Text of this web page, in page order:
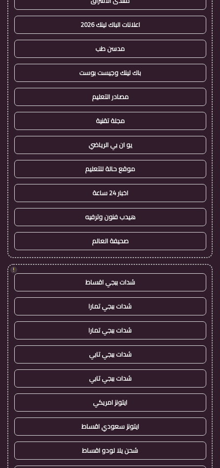
اعلانات الباك لينك 2026
مدسن طب
باك لينك وجيست بوست
مصادر التعليم
مجلة تقنية
يو ان بي الرياضي
موقع حالة للتعليم
اخبار 24 ساعة
هيدب فنون وترفيه
صحيفة العالم
!
شدات ببجي اقساط
شدات ببجي تمارا
شدات ببجي تمارا
شدات ببجي تابي
شدات ببجي تابي
ايتونز امريكي
ايتونز سعودي اقساط
شحن يلا لودو اقساط